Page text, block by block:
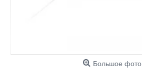
Большое фото